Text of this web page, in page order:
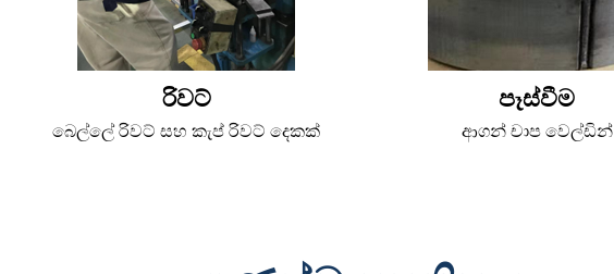
රිවට්
බෙල්ලේ රිවට් සහ කැප් රිවට් දෙකක්
පෑස්වීම
ආගන් චාප වෙල්ඩින්